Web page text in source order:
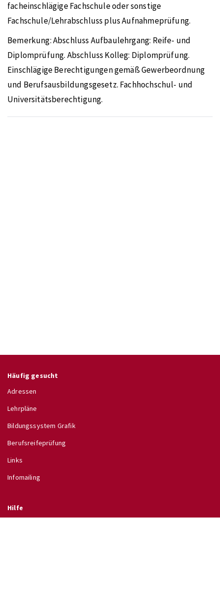
facheinschlägige Fachschule oder sonstige
Fachschule/Lehrabschluss plus Aufnahmeprüfung.
Bemerkung:Abschluss Aufbaulehrgang: Reife- und
Diplomprüfung. Abschluss Kolleg: Diplomprüfung.
Einschlägige Berechtigungen gemäß Gewerbeordnung
und Berufsausbildungsgesetz. Fachhochschul- und
Universitätsberechtigung.
Häufig gesucht
Adressen
Lehrpläne
Bildungssystem Grafik
Berufsreifeprüfung
Links
Infomailing
Hilfe